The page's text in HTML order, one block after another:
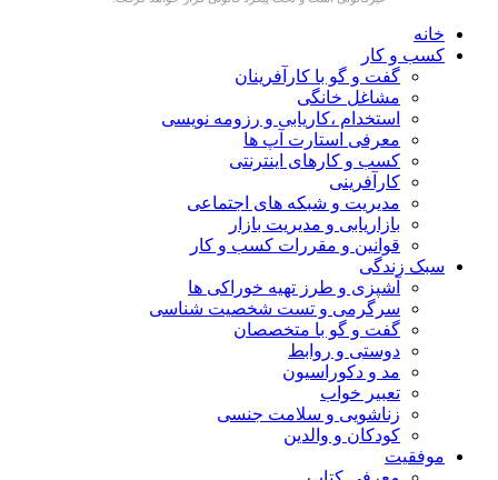
خانه
کسب و کار
گفت و گو با کارآفرینان
مشاغل خانگی
استخدام ،کاریابی و رزومه نویسی
معرفی استارت آپ ها
کسب و کارهای اینترنتی
کارآفرینی
مدیریت و شبکه های اجتماعی
بازاریابی و مدیریت بازار
قوانین و مقررات کسب و کار
سبک زندگی
آشپزی و طرز تهیه خوراکی ها
سرگرمی و تست شخصیت شناسی
گفت و گو با متخصصان
دوستی و روابط
مد و دکوراسیون
تعبیر خواب
زناشویی و سلامت جنسی
کودکان و والدین
موفقیت